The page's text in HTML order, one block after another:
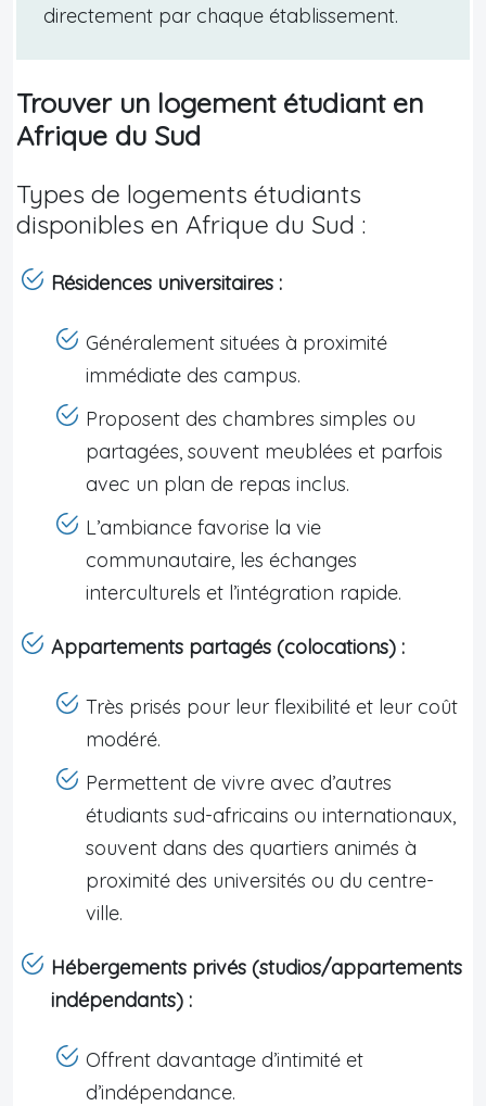
directement par chaque établissement.
Trouver un logement étudiant en
Afrique du Sud
Types de logements étudiants
disponibles en Afrique du Sud :
Résidences universitaires :
Généralement situées à proximité
immédiate des campus.
Proposent des chambres simples ou
partagées, souvent meublées et parfois
avec un plan de repas inclus.
L’ambiance favorise la vie
communautaire, les échanges
interculturels et l’intégration rapide.
Appartements partagés (colocations) :
Très prisés pour leur flexibilité et leur coût
modéré.
Permettent de vivre avec d’autres
étudiants sud-africains ou internationaux,
souvent dans des quartiers animés à
proximité des universités ou du centre-
ville.
Hébergements privés (studios/appartements
indépendants) :
Offrent davantage d’intimité et
d’indépendance.